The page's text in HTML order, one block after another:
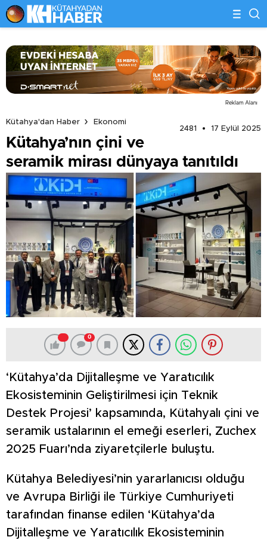
Reklam Alanı
Kütahya'dan Haber
Ekonomi
2481
17 Eylül 2025
Kütahya’nın çini ve
seramik mirası dünyaya tanıtıldı
0
‘Kütahya’da Dijitalleşme ve Yaratıcılık
Ekosisteminin Geliştirilmesi için Teknik
Destek Projesi’ kapsamında, Kütahyalı çini ve
seramik ustalarının el emeği eserleri, Zuchex
2025 Fuarı’nda ziyaretçilerle buluştu.
Kütahya Belediyesi’nin yararlanıcısı olduğu
ve Avrupa Birliği ile Türkiye Cumhuriyeti
tarafından finanse edilen ‘Kütahya’da
Dijitalleşme ve Yaratıcılık Ekosisteminin